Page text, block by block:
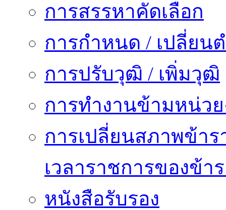
การสรรหาคัดเลือก
การกำหนด / เปลี่ยน
การปรับวุฒิ / เพิ่มวุฒิ
การทำงานข้ามหน่ว
การเปลี่ยนสภาพข้า
เวลาราชการของข้า
หนังสือรับรอง